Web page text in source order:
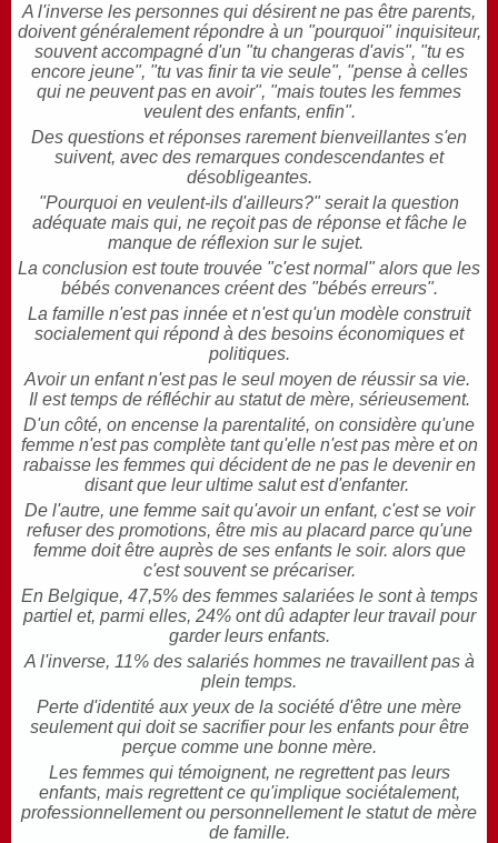
A l'inverse les personnes qui désirent ne pas être parents,
doivent généralement répondre à un "pourquoi" inquisiteur,
souvent accompagné d'un "tu changeras d'avis", "tu es
encore jeune", "tu vas finir ta vie seule", "pense à celles
qui ne peuvent pas en avoir", "mais toutes les femmes
veulent des enfants, enfin".
Des questions et réponses rarement bienveillantes s'en
suivent, avec des remarques condescendantes et
désobligeantes.
"Pourquoi en veulent-ils d'ailleurs?" serait la question
adéquate mais qui, ne reçoit pas de réponse et fâche le
manque de réflexion sur le sujet.
La conclusion est toute trouvée "c'est normal" alors que les
bébés convenances créent des "bébés erreurs".
La famille n'est pas innée et n'est qu'un modèle construit
socialement qui répond à des besoins économiques et
politiques.
Avoir un enfant n'est pas le seul moyen de réussir sa vie.
Il est temps de réfléchir au statut de mère, sérieusement.
D'un côté, on encense la parentalité, on considère qu'une
femme n'est pas complète tant qu'elle n'est pas mère et on
rabaisse les femmes qui décident de ne pas le devenir en
disant que leur ultime salut est d'enfanter.
De l'autre, une femme sait qu'avoir un enfant, c'est se voir
refuser des promotions, être mis au placard parce qu'une
femme doit être auprès de ses enfants le soir. alors que
c'est souvent se précariser.
En Belgique, 47,5% des femmes salariées le sont à temps
partiel et, parmi elles, 24% ont dû adapter leur travail pour
garder leurs enfants.
A l'inverse, 11% des salariés hommes ne travaillent pas à
plein temps.
Perte d'identité aux yeux de la société d'être une mère
seulement qui doit se sacrifier pour les enfants pour être
perçue comme une bonne mère.
Les femmes qui témoignent, ne regrettent pas leurs
enfants, mais regrettent ce qu'implique sociétalement,
professionnellement ou personnellement le statut de mère
de famille.